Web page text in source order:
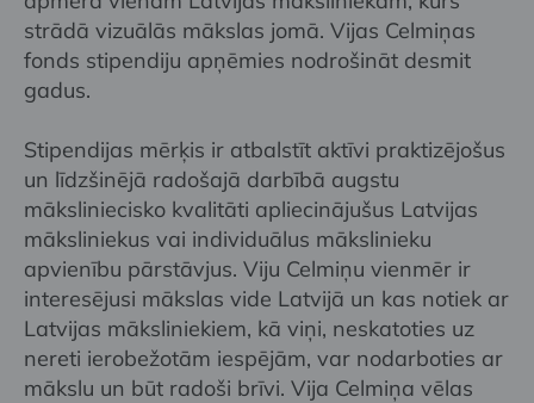
strādā vizuālās mākslas jomā. Vijas Celmiņas
fonds stipendiju apņēmies nodrošināt desmit
gadus.
Stipendijas mērķis ir atbalstīt aktīvi praktizējošus
un līdzšinējā radošajā darbībā augstu
māksliniecisko kvalitāti apliecinājušus Latvijas
māksliniekus vai individuālus mākslinieku
apvienību pārstāvjus. Viju Celmiņu vienmēr ir
interesējusi mākslas vide Latvijā un kas notiek ar
Latvijas māksliniekiem, kā viņi, neskatoties uz
nereti ierobežotām iespējām, var nodarboties ar
mākslu un būt radoši brīvi. Vija Celmiņa vēlas